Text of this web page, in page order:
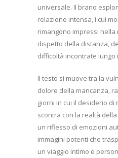
universale. Il brano
relazione intensa, i cui
rimangono impressi nella
dispetto della distanza,
difficoltà incontrate lungo
Il testo si muove tra la
dolore della mancanza,
giorni in cui il desiderio
scontra con la realtà
un riflesso di emozioni
immagini potenti che
un viaggio intimo e